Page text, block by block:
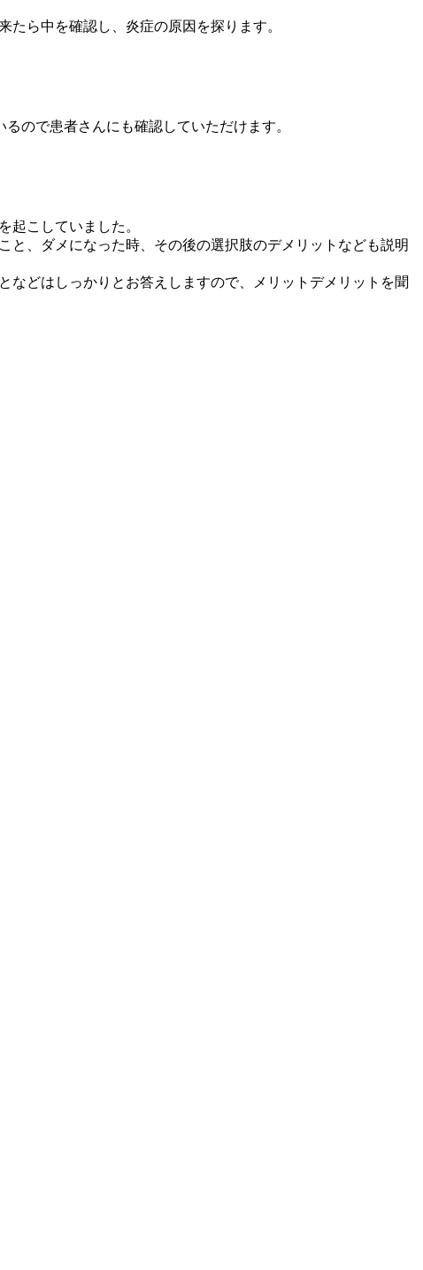
ら中を確認し、炎症の原因を探ります。
ので患者さんにも確認していただけます。
起こしていました。
、ダメになった時、その後の選択肢のデメリットなども説明
どはしっかりとお答えしますので、メリットデメリットを聞